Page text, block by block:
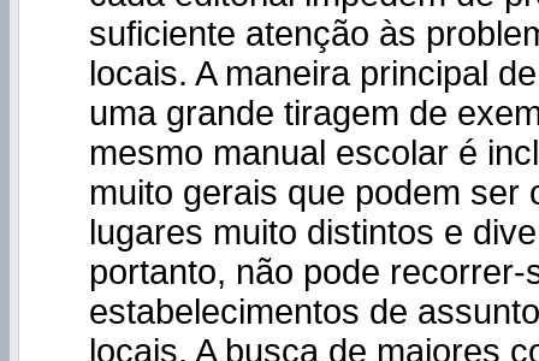
suficiente atenção às
locais. A maneira principal
uma grande tiragem de
mesmo manual escolar é
muito gerais que podem ser
lugares muito distintos e
portanto, não pode recorrer-
estabelecimentos de
locais. A busca de maiores